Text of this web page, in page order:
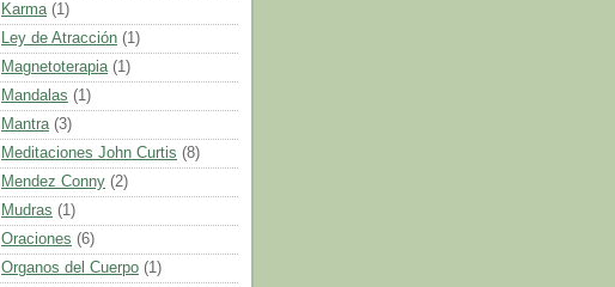
Karma (1)
Ley de Atracción (1)
Magnetoterapia (1)
Mandalas (1)
Mantra (3)
Meditaciones John Curtis (8)
Mendez Conny (2)
Mudras (1)
Oraciones (6)
Organos del Cuerpo (1)